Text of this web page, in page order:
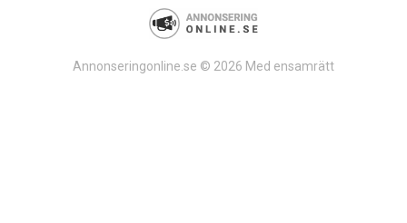
Annonseringonline.se © 2026 Med ensamrätt